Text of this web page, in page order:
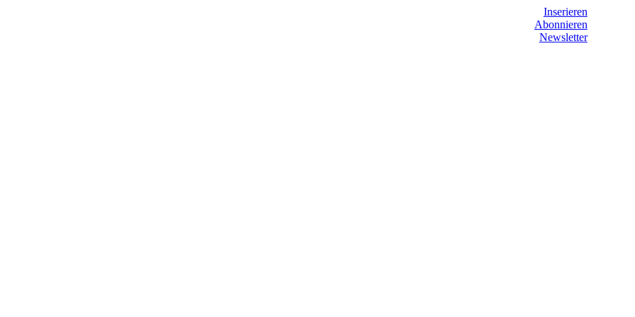
Inserieren
Abonnieren
Newsletter